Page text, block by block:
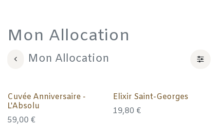
Mon Allocation
Mon Allocation
Cuvée Anniversaire -
L'Absolu
59,00 €
Elixir Saint-Georges
19,80 €